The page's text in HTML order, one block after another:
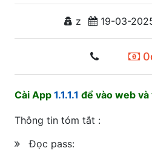
z 19-03-
Cài App 1.1.1.1 để vào web
Thông tin tóm tắt :
Đọc pass: